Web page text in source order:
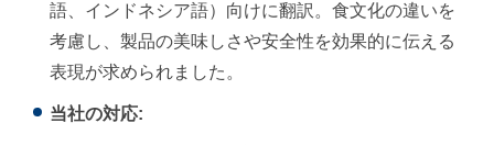
語、インドネシア語）向けに翻訳。食文化の違いを
考慮し、製品の美味しさや安全性を効果的に伝える
表現が求められました。
当社の対応: